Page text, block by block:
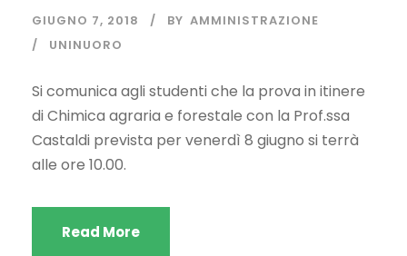
GIUGNO 7, 2018 BY AMMINISTRAZIONE
UNINUORO
Si comunica agli studenti che la prova in itinere
di Chimica agraria e forestale con la Prof.ssa
Castaldi prevista per venerdì 8 giugno si terrà
alle ore 10.00.
Read More